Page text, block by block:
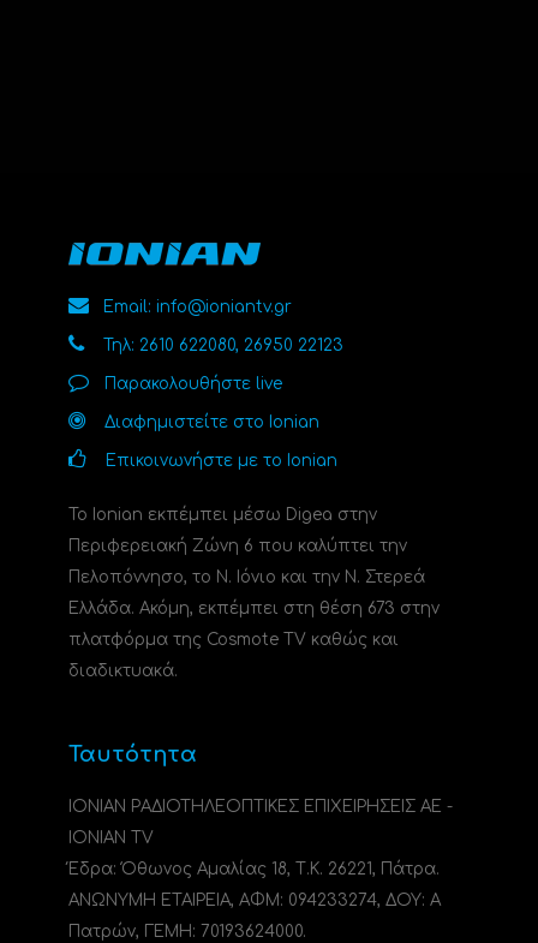
Email: info@ioniantv.gr
Τηλ: 2610 622080, 26950 22123
Παρακολουθήστε live
Διαφημιστείτε στο Ionian
Επικοινωνήστε με το Ionian
Το Ionian εκπέμπει μέσω Digea στην
Περιφερειακή Ζώνη 6 που καλύπτει την
Πελοπόννησο, το N. Ιόνιο και την Ν. Στερεά
Ελλάδα. Ακόμη, εκπέμπει στη θέση 673 στην
πλατφόρμα της Cosmote TV καθώς και
διαδικτυακά.
Ταυτότητα
ΙΟΝΙΑΝ ΡΑΔΙΟΤΗΛΕΟΠΤΙΚΕΣ ΕΠΙΧΕΙΡΗΣΕΙΣ ΑΕ -
IONIAN TV
Έδρα: Όθωνος Αμαλίας 18, Τ.Κ. 26221, Πάτρα.
ΑΝΩΝΥΜΗ ΕΤΑΙΡΕΙΑ, ΑΦΜ: 094233274, ΔΟΥ: A
Πατρών, ΓΕΜΗ: 70193624000.